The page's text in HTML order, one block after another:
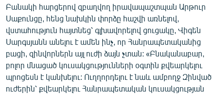
Բանակի հարցերով զբաղվող իրավապաշտպան Արթուր
Սաքունցը, հենց նախկին փորձը հաշվի առնելով,
վստահություն հայտնեց՝ գլխավորելով ցուցակը, Վիգեն
Սարգսյանն անելու է ամեն ինչ, որ Հանրապետականից
բացի, զինվորներն այլ ուժի ձայն չտան: «Բնականաբար,
բոլոր մնացած կուսակցությունների օգտին քվեարկելու
պրոցեսն է կանխելու: Ուղղորդելու է նաև ամբողջ Զինված
ուժերին՝ քվեարկելու Հանրապետական կուսակցության